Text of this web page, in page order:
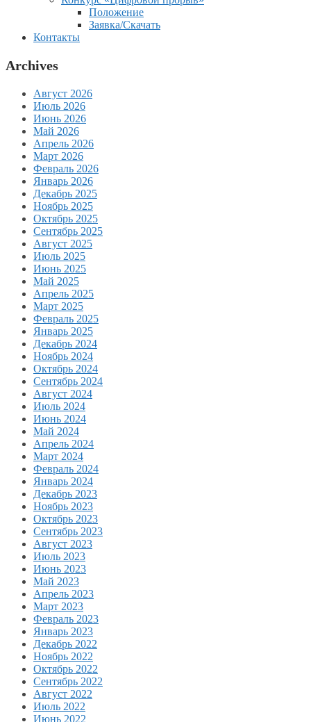
Положение
Заявка/Скачать
Контакты
Archives
Август 2026
Июль 2026
Июнь 2026
Май 2026
Апрель 2026
Март 2026
Февраль 2026
Январь 2026
Декабрь 2025
Ноябрь 2025
Октябрь 2025
Сентябрь 2025
Август 2025
Июль 2025
Июнь 2025
Май 2025
Апрель 2025
Март 2025
Февраль 2025
Январь 2025
Декабрь 2024
Ноябрь 2024
Октябрь 2024
Сентябрь 2024
Август 2024
Июль 2024
Июнь 2024
Май 2024
Апрель 2024
Март 2024
Февраль 2024
Январь 2024
Декабрь 2023
Ноябрь 2023
Октябрь 2023
Сентябрь 2023
Август 2023
Июль 2023
Июнь 2023
Май 2023
Апрель 2023
Март 2023
Февраль 2023
Январь 2023
Декабрь 2022
Ноябрь 2022
Октябрь 2022
Сентябрь 2022
Август 2022
Июль 2022
Июнь 2022